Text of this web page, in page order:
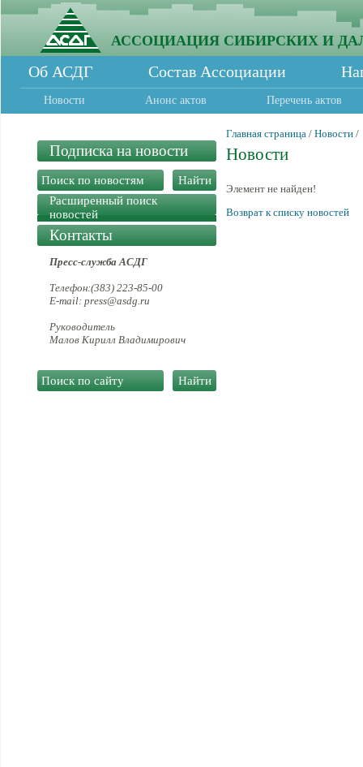
АССОЦИАЦИЯ СИБИРСКИХ И
Об АСДГ Состав Ассоциации
Новости Анонс актов Перечень актов
Подписка на новости
Расширенный поиск
новостей
Контакты
Пресс-служба АСДГ
Телефон:(383) 223-85-00
E-mail: press@asdg.ru
Руководитель
Малов Кирилл Владимирович
Главная страница / Новости /
Новости
Элемент не найден!
Возврат к списку новостей